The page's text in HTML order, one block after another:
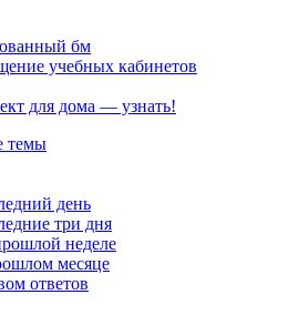
бм
учебных кабинетов
для дома — узнать!
темы
день
три дня
неделе
месяце
ответов